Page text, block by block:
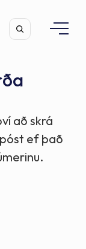
að skrá
ef það